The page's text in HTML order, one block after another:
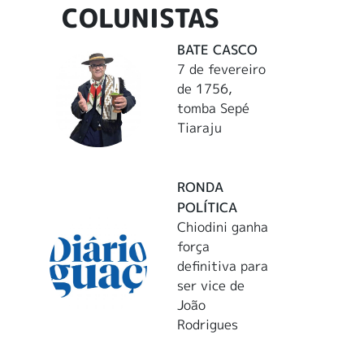
COLUNISTAS
BATE CASCO
7 de fevereiro
de 1756,
tomba Sepé
Tiaraju
RONDA
POLÍTICA
Chiodini ganha
força
definitiva para
ser vice de
João
Rodrigues